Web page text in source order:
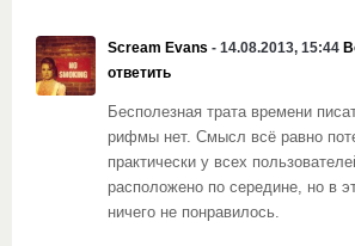
Scream Evans - 14.08.2013, 15:44
ответить
Бесполезная трата времени
рифмы нет. Смысл всё равно
практически у всех
расположено по середине, но в
ничего не понравилось.